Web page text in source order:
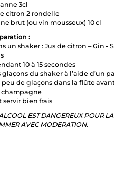
3cl
citron 2 rondelle
brut (ou vin mousseux) 10 cl
:
un shaker : Jus de citron – Gin -
10 à 15 secondes
glaçons du shaker à l’aide d’un
de glaçons dans la flûte
champagne
servir bien frais
EST DANGEREUX POUR
AVEC MODERATION.